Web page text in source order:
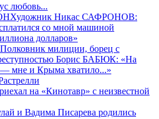
любовь...
Художник Никас САФРОНОВ:
со мной машиной
долларов»
Полковник милиции, борец с
Борис БАБЮК: «На
мне и Крыма хватило...»
на «Кинотавр» с неизвестной
и Вадима Писарева родились